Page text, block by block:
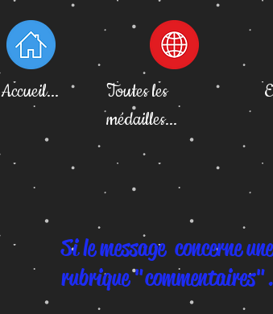
Accueil...
Toutes les
médailles...
Si le message concerne
rubrique